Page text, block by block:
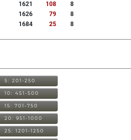
1621 108
8
1626 79
8
1684 25 8
5: 201-250
10: 451-500
15: 701-750
20: 951-1000
25: 1201-1250